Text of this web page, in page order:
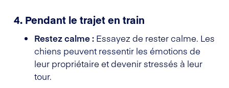
4. Pendant le trajet en train
Restez calme : Essayez de rester calme. Les
chiens peuvent ressentir les émotions de
leur propriétaire et devenir stressés à leur
tour.